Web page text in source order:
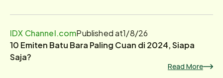
IDX Channel.comPublished at1/8/26
10 Emiten Batu Bara Paling Cuan di 2024, Siapa
Saja?
Read More